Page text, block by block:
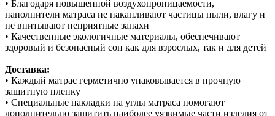
• Благодаря повышенной воздухопроницаемости,
наполнители матраса не накапливают частицы пыли, влагу и
не впитывают неприятные запахи
• Качественные экологичные материалы, обеспечивают
здоровый и безопасный сон как для взрослых, так и для детей
Доставка:
• Каждый матрас герметично упаковывается в прочную
защитную пленку
• Специальные накладки на углы матраса помогают
дополнительно защитить наиболее уязвимые части изделия от